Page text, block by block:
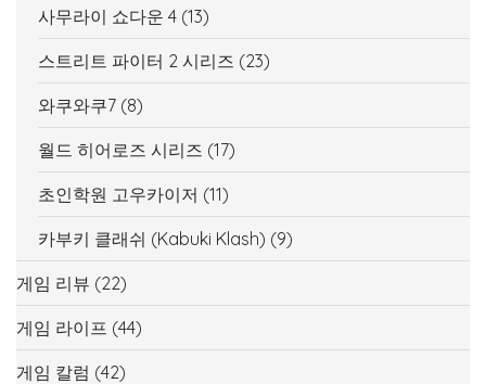
사무라이 쇼다운 4 (13)
스트리트 파이터 2 시리즈 (23)
와쿠와쿠7 (8)
월드 히어로즈 시리즈 (17)
초인학원 고우카이저 (11)
카부키 클래쉬 (Kabuki Klash) (9)
게임 리뷰 (22)
게임 라이프 (44)
게임 칼럼 (42)